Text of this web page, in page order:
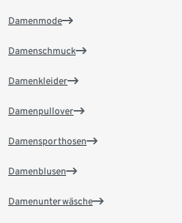
Damenmode
Damenschmuck
Damenkleider
Damenpullover
Damensporthosen
Damenblusen
Damenunterwäsche